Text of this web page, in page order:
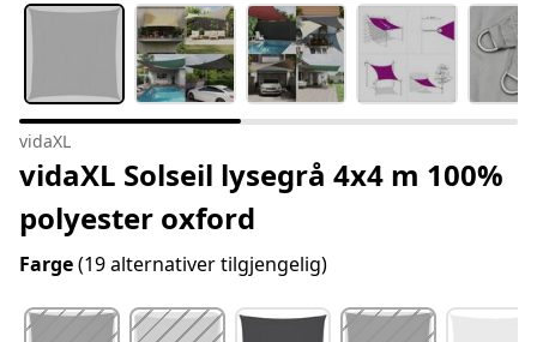
vidaXL
vidaXL Solseil lysegrå 4x4 m 100%
polyester oxford
Farge(19 alternativer tilgjengelig)